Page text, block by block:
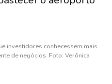
investidores conhecessem mais
de negócios. Foto: Verônica